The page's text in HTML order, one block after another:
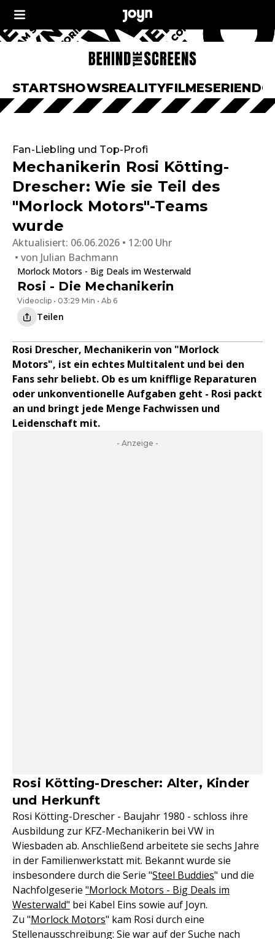
STARTSHOWSREALITYFILMESERIEN
Fan-Liebling und Top-Profi
Mechanikerin Rosi Kötting-
Drescher: Wie sie Teil des
"Morlock Motors"-Teams
wurde
Aktualisiert: 06.06.2026 • 12:00 Uhr
von Julian Bachmann
Morlock Motors - Big Deals im Westerwald
Rosi - Die Mechanikerin
Videoclip • 03:29 Min • Ab 6
Teilen
Rosi Drescher, Mechanikerin von "Morlock
Motors", ist ein echtes Multitalent und bei den
Fans sehr beliebt. Ob es um knifflige Reparaturen
oder unkonventionelle Aufgaben geht - Rosi packt
an und bringt jede Menge Fachwissen und
Leidenschaft mit.
- Anzeige -
Rosi Kötting-Drescher: Alter, Kinder
und Herkunft
Rosi Kötting-Drescher - Baujahr 1980 - schloss ihre
Ausbildung zur KFZ-Mechanikerin bei VW in
Wiesbaden ab. Anschließend arbeitete sie sechs Jahre
in der Familienwerkstatt mit. Bekannt wurde sie
insbesondere durch die Serie "Steel Buddies" und die
Nachfolgeserie "Morlock Motors - Big Deals im
Westerwald" bei Kabel Eins sowie auf Joyn.
Zu "Morlock Motors" kam Rosi durch eine
Stellenausschreibung: Sie war auf der Suche nach